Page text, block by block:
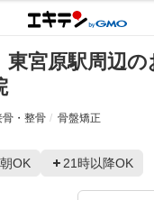
東宮原駅周辺
骨・整骨 骨盤矯正
OK 21時以降OK